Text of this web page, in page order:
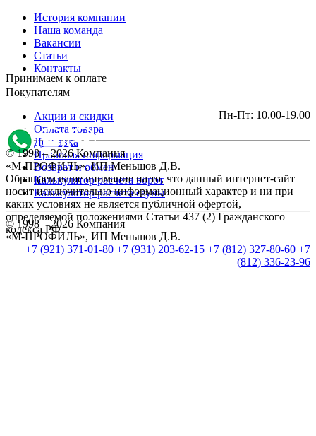
История компании
Наша команда
Вакансии
Статьи
Контакты
Покупателям
Акции и скидки
Оплата товара
Доставка
Правовая информация
Возврат и обмен
Калькулятор расчета ворот
Калькулятор расчета сауны
© 1998 – 2026 Компания
«М-ПРОФИЛЬ», ИП Меньшов Д.В.
+7 (921) 371-01-80 +7 (931) 203-62-15 +7 (812) 327-80-60 +7
(812) 336-23-96
Принимаем к оплате
Пн-Пт: 10.00-19.00
© 1998 – 2026 Компания
«М-ПРОФИЛЬ», ИП Меньшов Д.В.
Обращаем ваше внимание на то, что данный интернет-сайт
носит исключительно информационный характер и ни при
каких условиях не является публичной офертой,
определяемой положениями Статьи 437 (2) Гражданского
кодекса РФ.